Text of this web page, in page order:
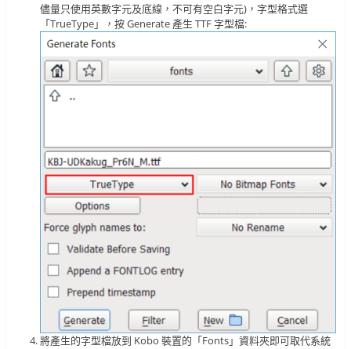
儘量只使用英數字元及底線，不可有空白字元)，字型格式選
「TrueType」，按 Generate 產生 TTF 字型檔:
將產生的字型檔放到 Kobo 裝置的「Fonts」資料夾即可取代系統